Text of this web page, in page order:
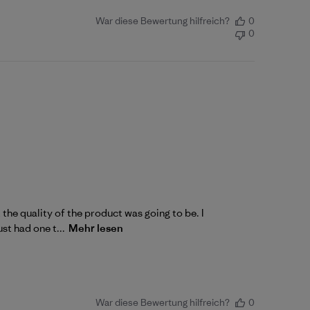
War diese Bewertung hilfreich?
0
0
quality of the product was going to be. I
had one t... Mehr lesen
War diese Bewertung hilfreich?
0